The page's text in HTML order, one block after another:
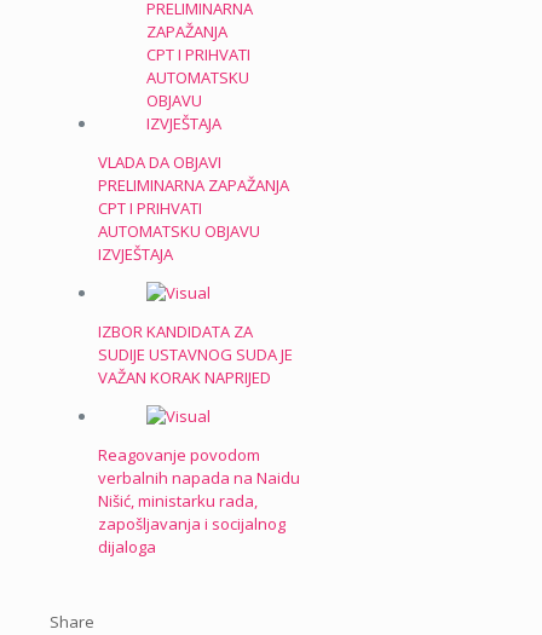
VLADA DA OBJAVI
PRELIMINARNA ZAPAŽANJA
CPT I PRIHVATI
AUTOMATSKU OBJAVU
IZVJEŠTAJA
IZBOR KANDIDATA ZA
SUDIJE USTAVNOG SUDA JE
VAŽAN KORAK NAPRIJED
Reagovanje povodom
verbalnih napada na Naidu
Nišić, ministarku rada,
zapošljavanja i socijalnog
dijaloga
Share